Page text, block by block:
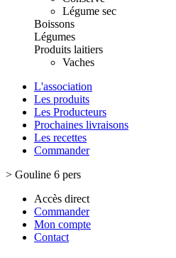
Légume sec
Boissons
Légumes
Produits laitiers
Vaches
L'association
Les produits
Les Producteurs
Prochaines livraisons
Les recettes
Commander
> Gouline 6 pers
Accès direct
Commander
Mon compte
Contact